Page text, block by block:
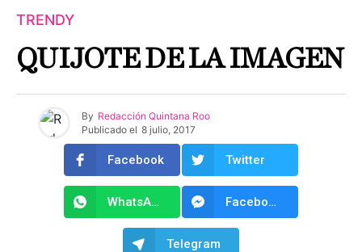
TRENDY
QUIJOTE DE LA IMAGEN
By Redacción Quintana Roo
Publicado el 8 julio, 2017
Facebook Twitter
WhatsApp Facebook Messenger
Telegram